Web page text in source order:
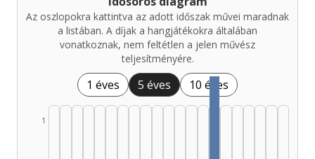
Az oszlopokra kattintva az adott időszak művei maradnak
a listában. A díjak a hangjátékokra általában
vonatkoznak, nem feltétlen a jelen művész
teljesítményére.
1 éves 5 éves 10 éves
1